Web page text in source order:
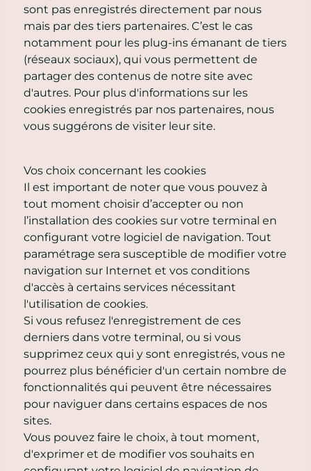
sont pas enregistrés directement par nous
mais par des tiers partenaires. C’est le cas
notamment pour les plug-ins émanant de tiers
(réseaux sociaux), qui vous permettent de
partager des contenus de notre site avec
d'autres. Pour plus d'informations sur les
cookies enregistrés par nos partenaires, nous
vous suggérons de visiter leur site.
Vos choix concernant les cookies
Il est important de noter que vous pouvez à
tout moment choisir d’accepter ou non
l’installation des cookies sur votre terminal en
configurant votre logiciel de navigation. Tout
paramétrage sera susceptible de modifier votre
navigation sur Internet et vos conditions
d'accès à certains services nécessitant
l'utilisation de cookies.
Si vous refusez l'enregistrement de ces
derniers dans votre terminal, ou si vous
supprimez ceux qui y sont enregistrés, vous ne
pourrez plus bénéficier d'un certain nombre de
fonctionnalités qui peuvent être nécessaires
pour naviguer dans certains espaces de nos
sites.
Vous pouvez faire le choix, à tout moment,
d'exprimer et de modifier vos souhaits en